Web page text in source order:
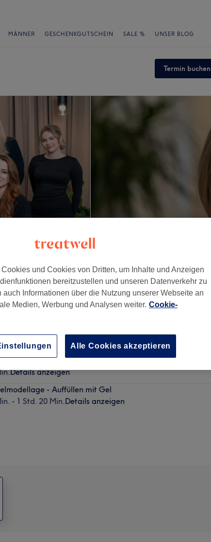
MÄNNER GESCHENKGUTSCHEIN SALE % UNSER BLOG
Termin buchen
- 1 Std. 15 Min.
Details anzeigen
- Entfernen
Details anzeigen
- Auffüllen mit Gel
- 1 Std. 20 Min.Details anzeigen
und Cookies von Dritten, um Inhalte und Anzeigen
bereitzustellen und unseren Datenverkehr zu
Informationen über die Nutzung unserer Webseite an
Medien, Werbung und Analysen weiter. Cookie-
Alle Cookies akzeptieren